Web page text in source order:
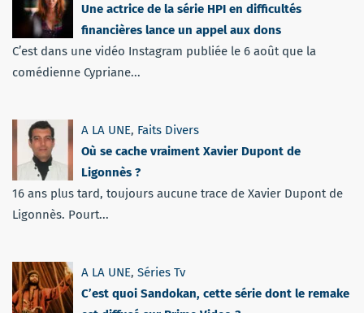
Une actrice de la série HPI en difficultés
financières lance un appel aux dons
C’est dans une vidéo Instagram publiée le 6 août que la
comédienne Cypriane...
A LA UNE, Faits Divers
Où se cache vraiment Xavier Dupont de
Ligonnès ?
16 ans plus tard, toujours aucune trace de Xavier Dupont de
Ligonnès. Pourt...
A LA UNE, Séries Tv
C’est quoi Sandokan, cette série dont le remake